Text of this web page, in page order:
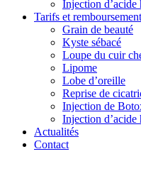
Injection
Tarifs et remboursement
Grain de beauté
Kyste sébacé
Loupe du cuir
Lipome
Lobe d’oreille
Reprise de
Injection de
Injection
Actualités
Contact